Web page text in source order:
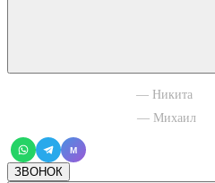
— Никита
— Михаил
M
ЗВОНОК